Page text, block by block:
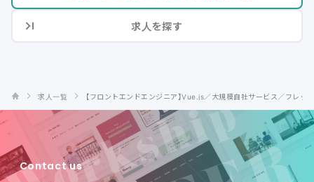
求人を探す
求人一覧 【フロントエンドエンジニア】Vue.js／大規模自社サービス／フレッ
Contact us